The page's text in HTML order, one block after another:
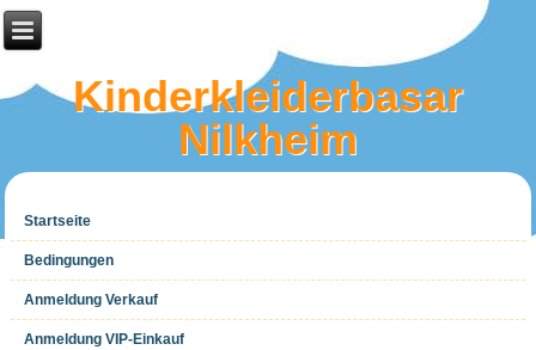
Kinderkleiderbasar
Nilkheim
Startseite
Bedingungen
Anmeldung Verkauf
Anmeldung VIP-Einkauf